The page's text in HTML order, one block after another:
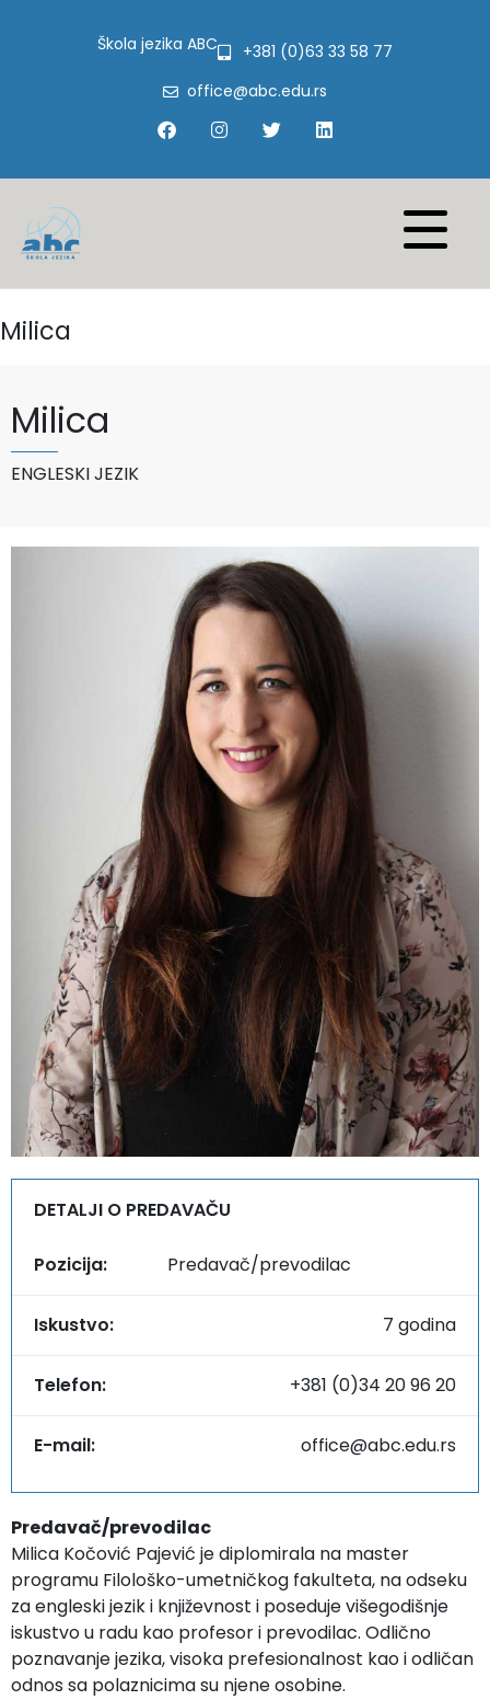
Škola jezika ABC
+381 (0)63 33 58 77
office@abc.edu.rs
Milica
Milica
ENGLESKI JEZIK
DETALJI O PREDAVAČU
Pozicija: Predavač/prevodilac
Iskustvo: 7 godina
Telefon: +381 (0)34 20 96 20
E-mail: office@abc.edu.rs
Predavač/prevodilac
Milica Kočović Pajević je diplomirala na master
programu Filološko-umetničkog fakulteta, na odseku
za engleski jezik i književnost i poseduje višegodišnje
iskustvo u radu kao profesor i prevodilac. Odlično
poznavanje jezika, visoka prefesionalnost kao i odličan
odnos sa polaznicima su njene osobine.